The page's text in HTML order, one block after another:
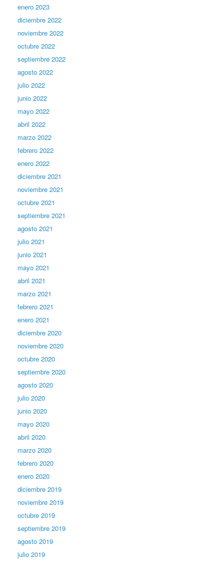
enero 2023
diciembre 2022
noviembre 2022
octubre 2022
septiembre 2022
agosto 2022
julio 2022
junio 2022
mayo 2022
abril 2022
marzo 2022
febrero 2022
enero 2022
diciembre 2021
noviembre 2021
octubre 2021
septiembre 2021
agosto 2021
julio 2021
junio 2021
mayo 2021
abril 2021
marzo 2021
febrero 2021
enero 2021
diciembre 2020
noviembre 2020
octubre 2020
septiembre 2020
agosto 2020
julio 2020
junio 2020
mayo 2020
abril 2020
marzo 2020
febrero 2020
enero 2020
diciembre 2019
noviembre 2019
octubre 2019
septiembre 2019
agosto 2019
julio 2019